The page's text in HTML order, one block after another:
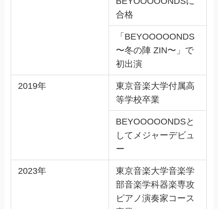
合格
「BEYOOOOONDS
〜冬の陣 ZIN〜」で
初出演
2019年
東京音楽大学付属高
等学校卒業
BEYOOOOONDSと
してメジャーデビュ
ー
2023年
東京音楽大学音楽学
部音楽学科器楽専攻
ピアノ演奏家コース